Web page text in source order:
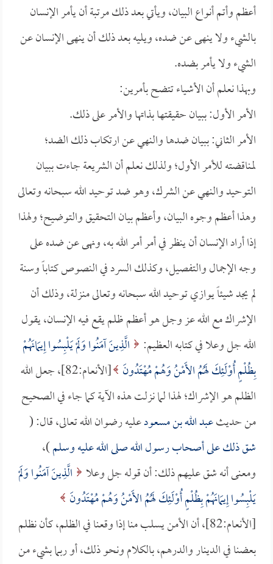
أعظم وأتم أنواع البيان، ويأتي بعد ذلك مرتبة أن يأمر الإنسان
بالشيء ولا ينهى عن ضده، ويليه بعد ذلك أن ينهى الإنسان عن
الشيء ولا يأمر بضده.
وبهذا نعلم أن الأشياء تتضح بأمرين:
الأمر الأول: ببيان حقيقتها بذاتها والأمر على ذلك.
الأمر الثاني: ببيان ضدها والنهي عن ارتكاب ذلك الضد؛
لمناقضته للأمر الأول؛ ولذلك نعلم أن الشريعة جاءت ببيان
التوحيد والنهي عن الشرك، وهو ضد توحيد الله سبحانه وتعالى
وهذا أعظم وجوه البيان، وأعظم بيان التحقيق والتوضيح؛ ولهذا
إذا أراد الإنسان أن ينظر في أمر أمر الله به، ونهى عن ضده على
وجه الإجمال والتفصيل، وكذلك السرد في النصوص كتاباً وسنة
لم يجد شيئاً يوازي توحيد الله سبحانه وتعالى منزلة، وذلك أن
الإشراك مع الله عز وجل هو أعظم ظلم يقع فيه الإنسان، يقول
الله جل وعلا في كتابه العظيم:
الَّذِينَ آمَنُوا وَلَمْ يَلْبِسُوا إِيمَانَهُمْ
بِظُلْمٍ أُوْلَئِكَ لَهُمُ الأَمْنُ وَهُمْ مُهْتَدُونَ
[الأنعام:82]، جعل الله
الظلم هو الإشراك؛ لهذا لما نزلت هذه الآية كما جاء في الصحيح
من حديثعبد الله بن مسعودعليه رضوان الله تعالى، قال: (
شق ذلك على أصحاب رسول الله صلى الله عليه وسلم)،
ومعنى أنه شق عليهم ذلك: أن قوله جل وعلا
الَّذِينَ آمَنُوا وَلَمْ
يَلْبِسُوا إِيمَانَهُمْ بِظُلْمٍ أُوْلَئِكَ لَهُمُ الأَمْنُ وَهُمْ مُهْتَدُونَ
[الأنعام:82]، أن الأمن يسلب منا إذا وقعنا في الظلم، كأن نظلم
بعضنا في الدينار والدرهم، بالكلام ونحو ذلك، أو ربما بشيء من